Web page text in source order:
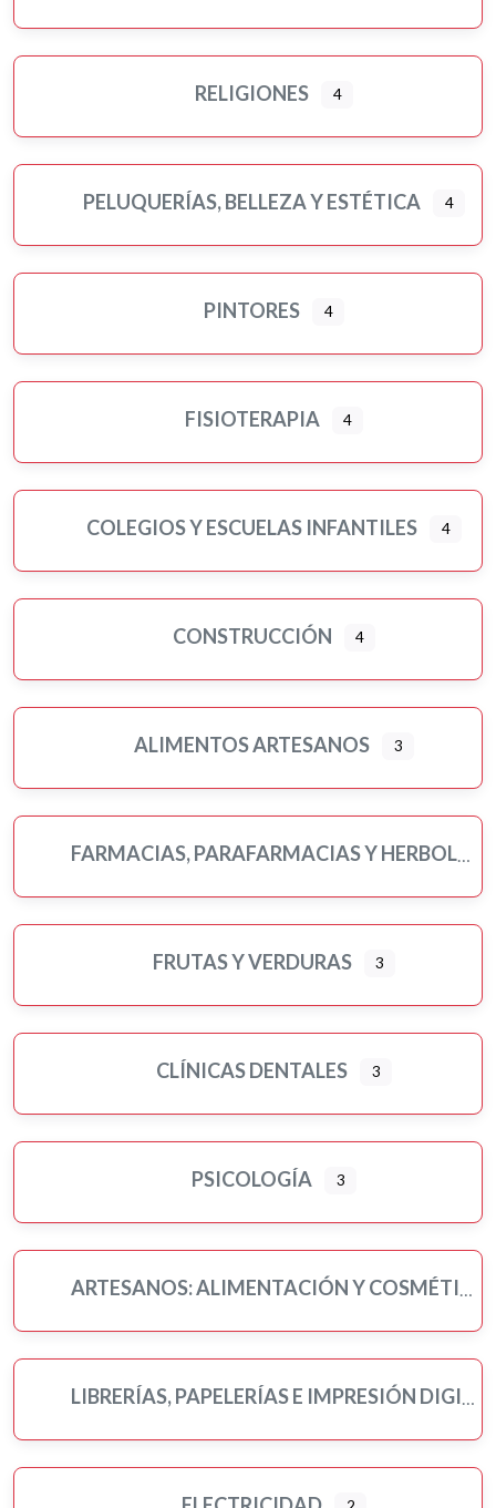
RELIGIONES 4
PELUQUERÍAS, BELLEZA Y ESTÉTICA 4
PINTORES 4
FISIOTERAPIA 4
COLEGIOS Y ESCUELAS INFANTILES 4
CONSTRUCCIÓN 4
ALIMENTOS ARTESANOS 3
FARMACIAS, PARAFARMACIAS Y HERBOLARIOS
FRUTAS Y VERDURAS 3
CLÍNICAS DENTALES 3
PSICOLOGÍA 3
ARTESANOS: ALIMENTACIÓN Y COSMÉTICA
LIBRERÍAS, PAPELERÍAS E IMPRESIÓN DIGITAL